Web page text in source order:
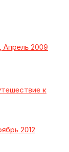
Апрель 2009
к
2012